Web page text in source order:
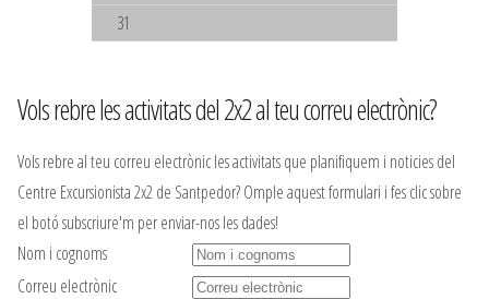
31
Vols rebre les activitats del 2x2 al teu correu electrònic?
Vols rebre al teu correu electrònic les activitats que planifiquem i noticies del
Centre Excursionista 2x2 de Santpedor? Omple aquest formulari i fes clic sobre
el botó subscriure'm per enviar-nos les dades!
Nom i cognoms
Correu electrònic